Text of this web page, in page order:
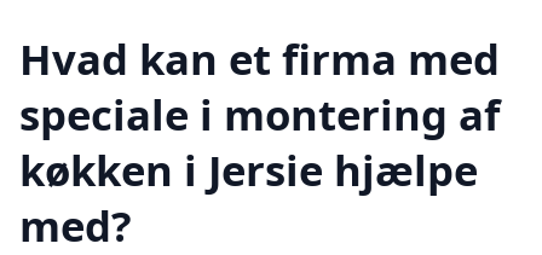
Hvad kan et firma med
speciale i montering af
køkken i Jersie hjælpe
med?